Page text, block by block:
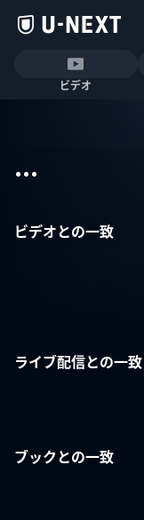
ビデオ
...
ビデオとの一致
ライブ配信との一致
ブックとの一致